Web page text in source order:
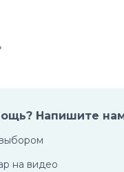
Напишите
на видео